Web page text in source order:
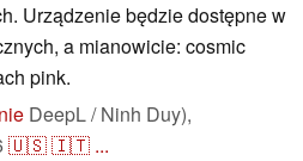
Urządzenie będzie dostępne w
a mianowicie: cosmic
pink.
DeepL / Ninh Duy),
🇺🇸🇮🇹 ...